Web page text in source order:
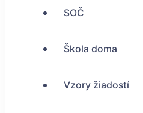
SOČ
Škola doma
Vzory žiadostí